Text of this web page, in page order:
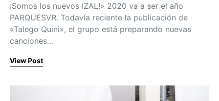
¡Somos los nuevos IZAL!» 2020 va a ser el año
PARQUESVR. Todavía reciente la publicación de
«Talego Quini», el grupo está preparando nuevas
canciones…
View Post